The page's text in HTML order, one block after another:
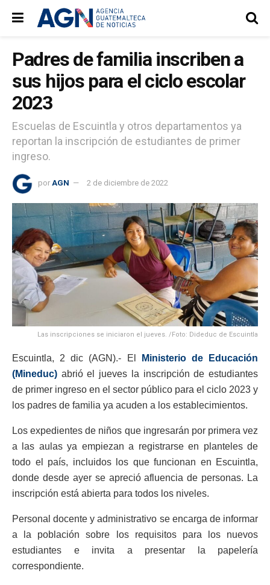
Padres de familia inscriben a
sus hijos para el ciclo escolar
2023
Escuelas de Escuintla y otros departamentos ya
reportan la inscripción de estudiantes de primer
ingreso.
por AGN 2 de diciembre de 2022
Las inscripciones se iniciaron el jueves. /Foto: Dideduc de Escuintla
Escuintla, 2 dic (AGN).- El
Ministerio de Educación
(Mineduc) abrió el jueves la inscripción de estudiantes
de primer ingreso en el sector público para el ciclo 2023 y
los padres de familia ya acuden a los establecimientos.
Los expedientes de niños que ingresarán por primera vez
a las aulas ya empiezan a registrarse en planteles de
todo el país, incluidos los que funcionan en Escuintla,
donde desde ayer se apreció afluencia de personas. La
inscripción está abierta para todos los niveles.
Personal docente y administrativo se encarga de informar
a la población sobre los requisitos para los nuevos
estudiantes e invita a presentar la papelería
correspondiente.